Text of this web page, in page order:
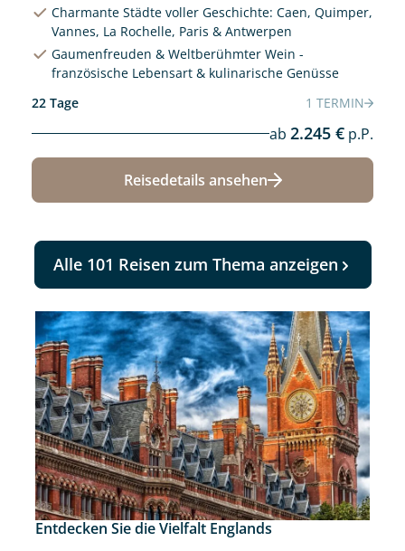
Charmante Städte voller Geschichte: Caen, Quimper,
Vannes, La Rochelle, Paris & Antwerpen
Gaumenfreuden & Weltberühmter Wein -
französische Lebensart & kulinarische Genüsse
22 Tage
1 TERMIN
ab 2.245 € p.P.
Reisedetails ansehen
Alle 101 Reisen zum Thema anzeigen
Entdecken Sie die Vielfalt Englands